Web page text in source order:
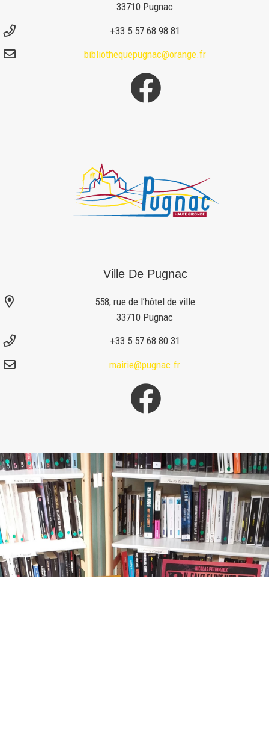
33710 Pugnac
+33 5 57 68 98 81
bibliothequepugnac@orange.fr
Ville De Pugnac
558, rue de l’hôtel de ville
33710 Pugnac
+33 5 57 68 80 31
mairie@pugnac.fr